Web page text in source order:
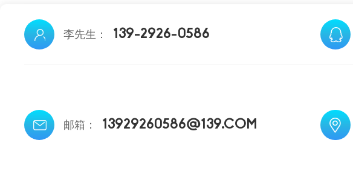
李先生： 139-2926-0586
邮箱： 13929260586@139.COM